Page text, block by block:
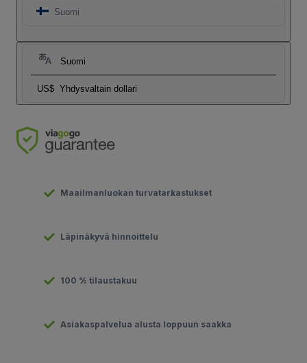
Suomi
Suomi
US$ Yhdysvaltain dollari
Maailmanluokan turvatarkastukset
Läpinäkyvä hinnoittelu
100 % tilaustakuu
Asiakaspalvelua alusta loppuun saakka